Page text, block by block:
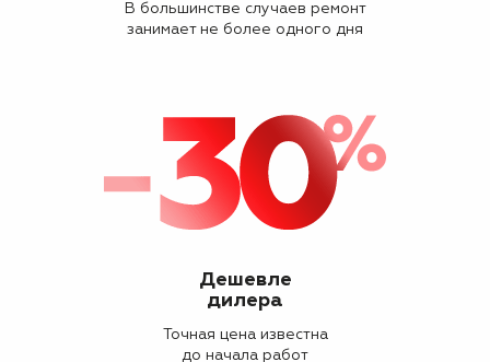
В большинстве случаев ремонт
занимает не более одного дня
Дешевле
дилера
Точная цена известна
до начала работ